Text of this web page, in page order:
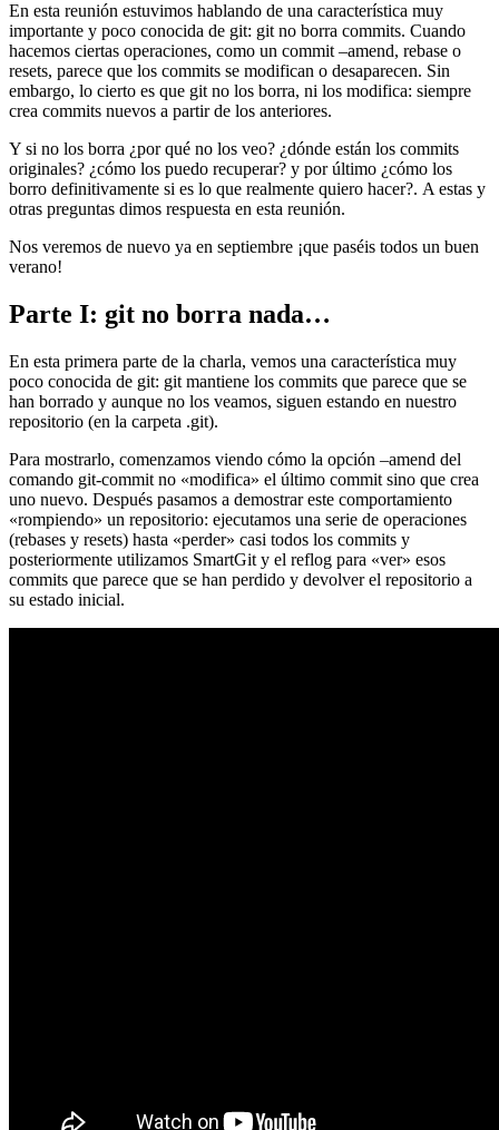
En esta reunión estuvimos hablando de una característica muy
importante y poco conocida de git: git no borra commits. Cuando
hacemos ciertas operaciones, como un commit –amend, rebase o
resets, parece que los commits se modifican o desaparecen. Sin
embargo, lo cierto es que git no los borra, ni los modifica: siempre
crea commits nuevos a partir de los anteriores.
Y si no los borra ¿por qué no los veo? ¿dónde están los commits
originales? ¿cómo los puedo recuperar? y por último ¿cómo los
borro definitivamente si es lo que realmente quiero hacer?. A estas y
otras preguntas dimos respuesta en esta reunión.
Nos veremos de nuevo ya en septiembre ¡que paséis todos un buen
verano!
Parte I: git no borra nada…
En esta primera parte de la charla, vemos una característica muy
poco conocida de git: git mantiene los commits que parece que se
han borrado y aunque no los veamos, siguen estando en nuestro
repositorio (en la carpeta .git).
Para mostrarlo, comenzamos viendo cómo la opción –amend del
comando git-commit no «modifica» el último commit sino que crea
uno nuevo. Después pasamos a demostrar este comportamiento
«rompiendo» un repositorio: ejecutamos una serie de operaciones
(rebases y resets) hasta «perder» casi todos los commits y
posteriormente utilizamos SmartGit y el reflog para «ver» esos
commits que parece que se han perdido y devolver el repositorio a
su estado inicial.